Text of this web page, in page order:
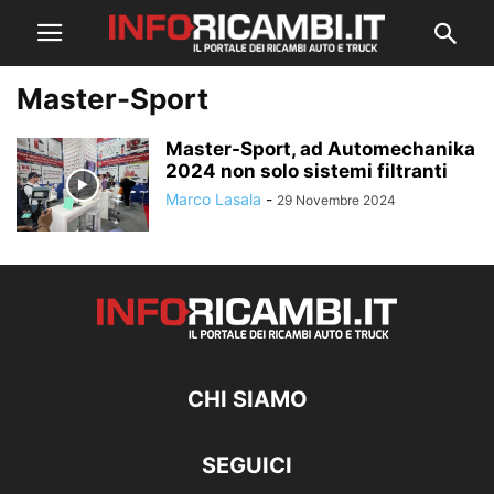
Master-Sport
Master-Sport, ad Automechanika
2024 non solo sistemi filtranti
Marco Lasala - 29 Novembre 2024
CHI SIAMO
SEGUICI